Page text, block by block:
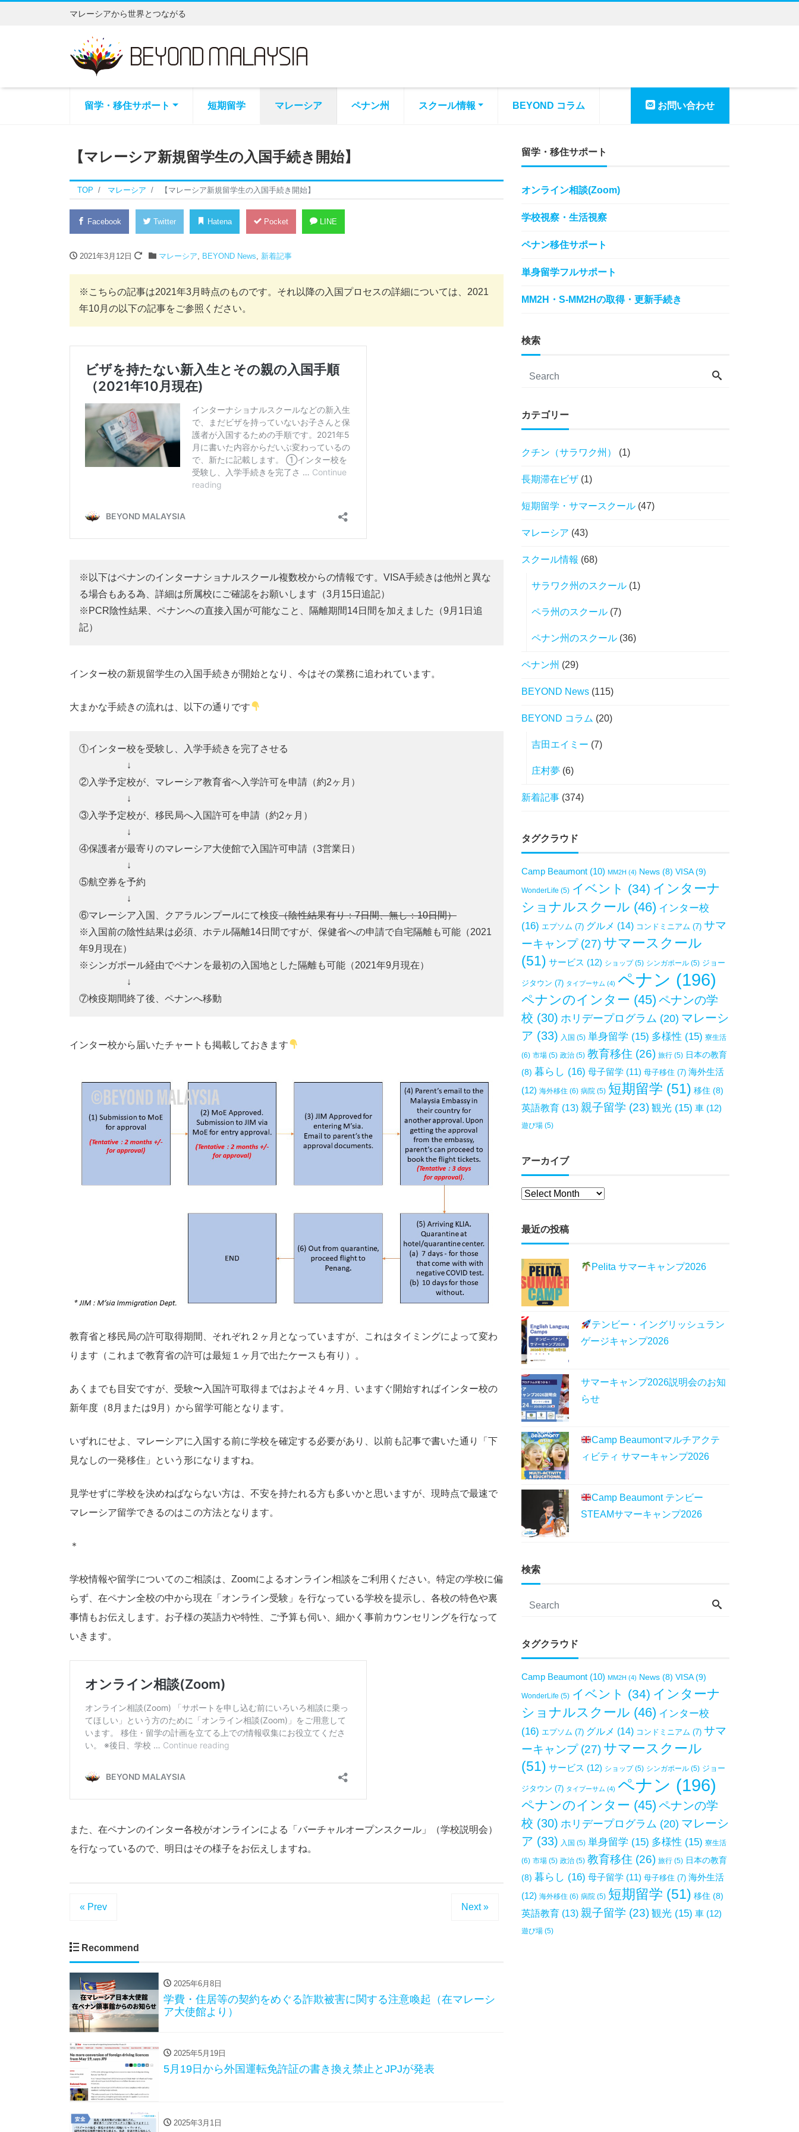
マレーシアから世界とつながる
留学・移住サポート 短期留学 マレーシア ペナン州 スクール情報 BEYOND コラム お問い合わせ
【マレーシア新規留学生の入国手続き開始】
TOP マレーシア 【マレーシア新規留学生の入国手続き開始】
Facebook Twitter Hatena Pocket LINE
2021年3月12日 マレーシア BEYOND News 新着記事
※こちらの記事は2021年3月時点のものです。それ以降の入国プロセスの詳細については、2021
年10月の以下の記事をご参照ください。
※以下はペナンのインターナショナルスクール複数校からの情報です。VISA手続きは他州と異な
る場合もある為、詳細は所属校にご確認をお願いします（3月15日追記）
※PCR陰性結果、ペナンへの直接入国が可能なこと、隔離期間14日間を加えました（9月1日追
記）
インター校の新規留学生の入国手続きが開始となり、今はその業務に追われています。
大まかな手続きの流れは、以下の通りです
①インター校を受験し、入学手続きを完了させる
↓
②入学予定校が、マレーシア教育省へ入学許可を申請（約2ヶ月）
↓
③入学予定校が、移民局へ入国許可を申請（約2ヶ月）
↓
④保護者が最寄りのマレーシア大使館で入国許可申請（3営業日）
↓
⑤航空券を予約
↓
⑥マレーシア入国、クアラルンプールにて検疫（陰性結果有り：7日間、無し：10日間）
※入国前の陰性結果は必須、ホテル隔離14日間ですが、保健省への申請で自宅隔離も可能（2021
年9月現在）
※シンガポール経由でペナンを最初の入国地とした隔離も可能（2021年9月現在）
↓
⑦検疫期間終了後、ペナンへ移動
インター校から届いたチャートも掲載しておきます
教育省と移民局の許可取得期間、それぞれ２ヶ月となっていますが、これはタイミングによって変わ
ります（これまで教育省の許可は最短１ヶ月で出たケースも有り）。
あくまでも目安ですが、受験〜入国許可取得まではおよそ４ヶ月、いますぐ開始すればインター校の
新年度（8月または9月）から留学可能となります。
いずれにせよ、マレーシアに入国する前に学校を確定する必要があり、以前も記事で書いた通り「下
見なしの一発移住」という形になりますね。
見学せずに学校を決めねばならない方は、不安を持たれる方も多いかと思いますが、現時点で最速で
マレーシア留学できるのはこの方法となります。
＊
学校情報や留学についてのご相談は、Zoomによるオンライン相談をご利用ください。特定の学校に偏
らず、在ペナン全校の中から現在「オンライン受験」を行なっている学校を提示し、各校の特色や裏
事情もお伝えします。お子様の英語力や特性、ご予算も伺い、細かく事前カウンセリングを行なって
いきます。
また、在ペナンのインター各校がオンラインによる「バーチャルオープンスクール」（学校説明会）
を行なっているので、明日はその様子をお伝えしますね。
« Prev Next »
Recommend
2025年6月8日
学費・住居等の契約をめぐる詐欺被害に関する注意喚起（在マレーシ
ア大使館より）
2025年5月19日
5月19日から外国運転免許証の書き換え禁止とJPJが発表
2025年3月1日
留学・移住サポート
オンライン相談(Zoom)
学校視察・生活視察
ペナン移住サポート
単身留学フルサポート
MM2H・S-MM2Hの取得・更新手続き
検索
カテゴリー
クチン（サラワク州） (1)
長期滞在ビザ (1)
短期留学・サマースクール (47)
マレーシア (43)
スクール情報 (68)
サラワク州のスクール (1)
ペラ州のスクール (7)
ペナン州のスクール (36)
ペナン州 (29)
BEYOND News (115)
BEYOND コラム (20)
吉田エイミー (7)
庄村夢 (6)
新着記事 (374)
タグクラウド
Camp Beaumont (10) MM2H (4) News (8) VISA(9)
WonderLife (5) イベント (34) インターナ
ショナルスクール (46) インター校
(16) エプソム (7) グルメ (14) コンドミニアム (7) サマ
ーキャンプ(27) サマースクール
(51) サービス (12) ショップ(5) シンガポール (5) ジョー
ジタウン (7) タイプーサム (4) ペナン (196)
ペナンのインター (45) ペナンの学
校 (30) ホリデープログラム (20) マレーシ
ア (33) 入国 (5) 単身留学 (15) 多様性 (15) 寮生活
(6) 市場 (5) 政治 (5) 教育移住 (26) 旅行 (5) 日本の教育
(8) 暮らし (16) 母子留学 (11) 母子移住 (7) 海外生活
(12) 海外移住 (6) 病院 (5) 短期留学 (51) 移住 (8)
英語教育 (13) 親子留学 (23) 観光 (15) 車 (12)
遊び場 (5)
アーカイブ
最近の投稿
Pelita サマーキャンプ2026
テンビー・イングリッシュラン
ゲージキャンプ2026
サマーキャンプ2026説明会のお知
らせ
Camp Beaumontマルチアクテ
ィビティ サマーキャンプ2026
Camp Beaumont テンビー
STEAMサマーキャンプ2026
検索
タグクラウド
Camp Beaumont (10) MM2H (4) News (8) VISA(9)
WonderLife (5) イベント (34) インターナ
ショナルスクール (46) インター校
(16) エプソム (7) グルメ (14) コンドミニアム (7) サマ
ーキャンプ(27) サマースクール
(51) サービス (12) ショップ(5) シンガポール (5) ジョー
ジタウン (7) タイプーサム (4) ペナン (196)
ペナンのインター (45) ペナンの学
校 (30) ホリデープログラム (20) マレーシ
ア (33) 入国 (5) 単身留学 (15) 多様性 (15) 寮生活
(6) 市場 (5) 政治 (5) 教育移住 (26) 旅行 (5) 日本の教育
(8) 暮らし (16) 母子留学 (11) 母子移住 (7) 海外生活
(12) 海外移住 (6) 病院 (5) 短期留学 (51) 移住 (8)
英語教育 (13) 親子留学 (23) 観光 (15) 車 (12)
遊び場 (5)